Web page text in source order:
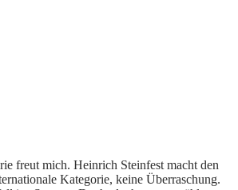
freut mich. Heinrich Steinfest macht den
Kategorie, keine Überraschung.